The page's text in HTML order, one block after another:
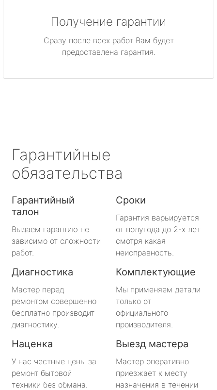
Получение гарантии
Сразу после всех работ Вам будет
предоставлена гарантия.
Гарантийные
обязательства
Гарантийный
талон
Выдаем гарантию не
зависимо от сложности
работ.
Сроки
Гарантия варьируется
от полугода до 2-х лет
смотря какая
неисправность.
Диагностика
Мастер перед
ремонтом совершенно
бесплатно производит
диагностику.
Комплектующие
Мы применяем детали
только от
официального
производителя.
Наценка
У нас честные цены за
ремонт бытовой
техники без обмана.
Выезд мастера
Мастер оперативно
приезжает к месту
назначения в течении